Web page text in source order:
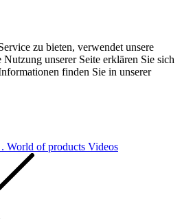
zu bieten, verwendet unsere
unserer Seite erklären Sie sich
finden Sie in unserer
World of products Videos